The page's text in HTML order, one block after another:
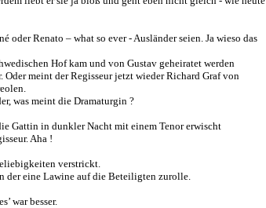
oder Renato – what so ever - Ausländer seien. Ja wieso das
Hof kam und von Gustav geheiratet werden
Oder meint der Regisseur jetzt wieder Richard Graf von
was meint die Dramaturgin ?
Gattin in dunkler Nacht mit einem Tenor erwischt
Aha !
verstrickt.
der eine Lawine auf die Beteiligten zurolle.
war besser.